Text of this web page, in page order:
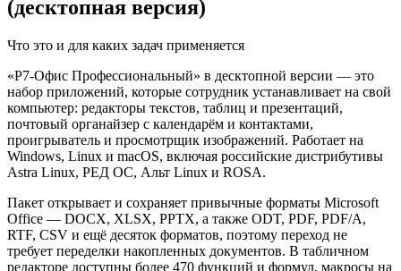
(десктопная версия)
Что это и для каких задач применяется
«Р7-Офис Профессиональный» в десктопной версии — это
набор приложений, которые сотрудник устанавливает на свой
компьютер: редакторы текстов, таблиц и презентаций,
почтовый органайзер с календарём и контактами,
проигрыватель и просмотрщик изображений. Работает на
Windows, Linux и macOS, включая российские дистрибутивы
Astra Linux, РЕД ОС, Альт Linux и ROSA.
Пакет открывает и сохраняет привычные форматы Microsoft
Office — DOCX, XLSX, PPTX, а также ODT, PDF, PDF/A,
RTF, CSV и ещё десяток форматов, поэтому переход не
требует переделки накопленных документов. В табличном
редакторе доступны более 470 функций и формул, макросы на